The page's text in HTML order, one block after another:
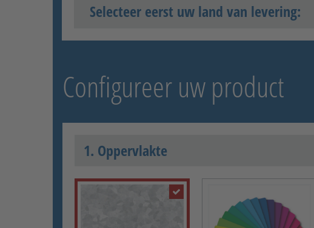
Selecteer eerst uw land van levering:
Configureer uw product
1. Oppervlakte